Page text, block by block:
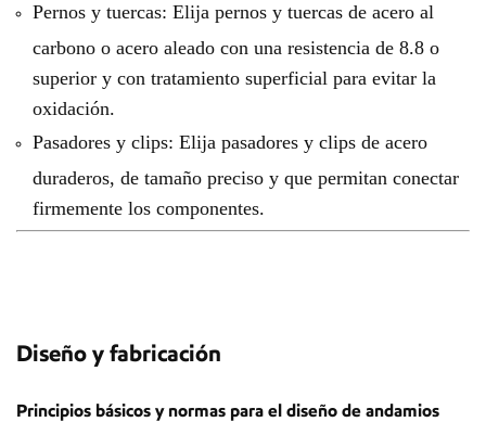
Pernos y tuercas: Elija pernos y tuercas de acero al
carbono o acero aleado con una resistencia de 8.8 o
superior y con tratamiento superficial para evitar la
oxidación.
Pasadores y clips: Elija pasadores y clips de acero
duraderos, de tamaño preciso y que permitan conectar
firmemente los componentes.
Diseño y fabricación
Principios básicos y normas para el diseño de andamios